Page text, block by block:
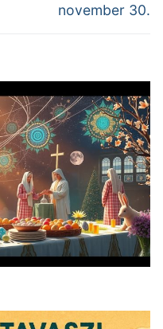
november 30.